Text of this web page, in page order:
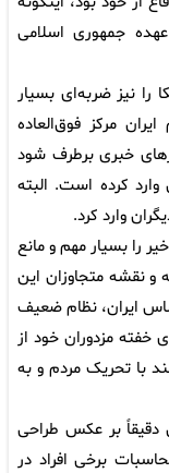
جمهوری اسلامی
را نیز ضربه‌ای بسیار
مرکز فوق‌العاده
خبری برطرف شود
کرده است. البته
وارد کرد.
را بسیار مهم و مانع
نقشه متجاوزان این
ایران، نظام ضعیف
خفته مزدوران خود از
با تحریک مردم و به
دقیقاً بر عکس طراحی
برخی افراد در